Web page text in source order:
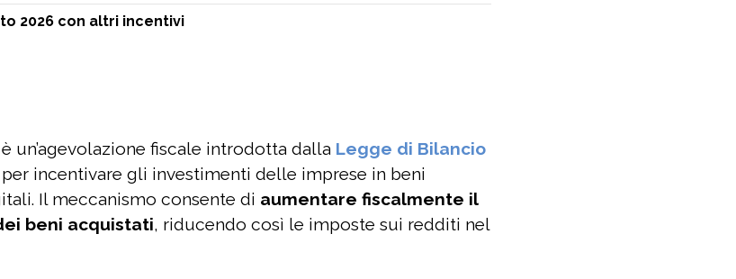
2026 con altri incentivi
è un’agevolazione fiscale introdotta dalla Legge di Bilancio
per incentivare gli investimenti delle imprese in beni
Il meccanismo consente di aumentare fiscalmente il
beni acquistati, riducendo così le imposte sui redditi nel